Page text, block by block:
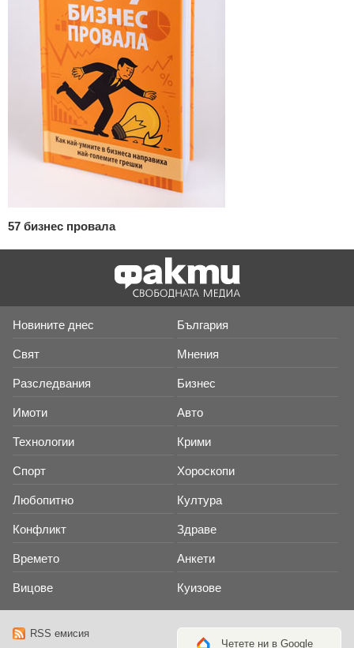
57 бизнес провала
Новините днес България
Свят Мнения
Разследвания Бизнес
Имоти Авто
Технологии Крими
Спорт Хороскопи
Любопитно Култура
Конфликт Здраве
Времето Анкети
Вицове Куизове
RSS емисия
Четете ни в Google